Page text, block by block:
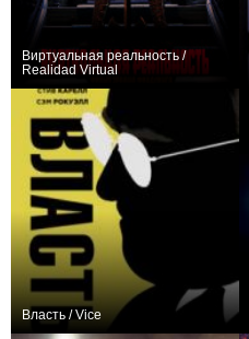
Виртуальная реальность /
Realidad Virtual
Власть / Vice